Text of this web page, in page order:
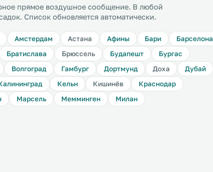
прямое воздушное сообщение. В любой
Список обновляется автоматически.
Амстердам Астана Афины Бари
Барселона
Братислава Брюссель Будапешт
Бургас
Волгоград Гамбург Дортмунд Доха
Дубай
Кельн Кишинёв
Краснодар
Марсель Мемминген
Милан